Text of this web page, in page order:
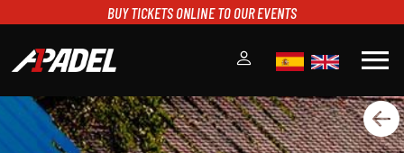
BUY TICKETS ONLINE TO OUR EVENTS
menu
A1PADEL
RANKING